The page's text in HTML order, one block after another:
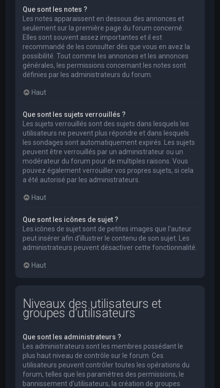
Que sont les notes ?
Les notes apparaissent en dessous des annonces et
seulement sur la première page du forum concerné.
Elles sont souvent assez importantes et il est
recommandé de les consulter dès que vous en avez la
possibilité. Tout comme les annonces et les annonces
générales, les permissions concernant les notes sont
définies par les administrateurs du forum.
Haut
Que sont les sujets verrouillés ?
Les sujets verrouillés sont des sujets dans lesquels les
utilisateurs ne peuvent plus répondre et dans lesquels
les sondages sont automatiquement expirés. Les sujets
peuvent être verrouillés par un administrateur ou un
modérateur du forum pour de multiples raisons. Vous
pouvez également verrouiller vos propres sujets, si cela
a été autorisé par les administrateurs.
Haut
Que sont les icônes de sujet ?
Les icônes de sujet sont de petites images que l’auteur
peut insérer afin d’illustrer le contenu de son sujet. Les
administrateurs peuvent désactiver cette fonctionnalité.
Haut
Niveaux des utilisateurs et
groupes d’utilisateurs
Que sont les administrateurs ?
Les administrateurs sont les membres possédant le
plus haut niveau de contrôle sur le forum. Ces
utilisateurs peuvent contrôler toutes les opérations du
forum, telles que les paramètres des permissions, le
bannissement d’utilisateurs, la création de groupes